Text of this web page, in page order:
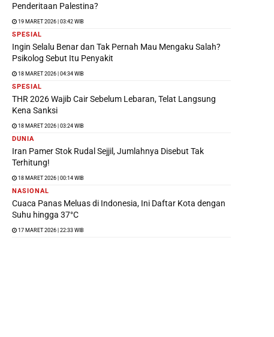
Penderitaan Palestina?
19 MARET 2026 | 03:42 WIB
SPESIAL
Ingin Selalu Benar dan Tak Pernah Mau Mengaku Salah?
Psikolog Sebut Itu Penyakit
18 MARET 2026 | 04:34 WIB
SPESIAL
THR 2026 Wajib Cair Sebelum Lebaran, Telat Langsung
Kena Sanksi
18 MARET 2026 | 03:24 WIB
DUNIA
Iran Pamer Stok Rudal Sejjil, Jumlahnya Disebut Tak
Terhitung!
18 MARET 2026 | 00:14 WIB
NASIONAL
Cuaca Panas Meluas di Indonesia, Ini Daftar Kota dengan
Suhu hingga 37°C
17 MARET 2026 | 22:33 WIB